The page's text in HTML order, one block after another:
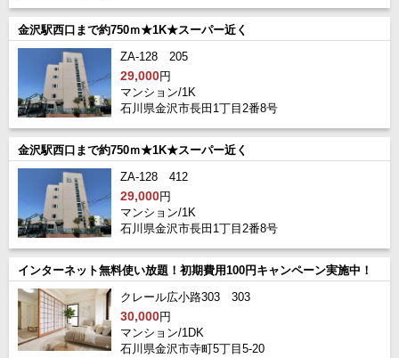
金沢駅西口まで約750ｍ★1K★スーパー近く
ZA-128 205
29,000円
マンション/1K
石川県金沢市長田1丁目2番8号
金沢駅西口まで約750ｍ★1K★スーパー近く
ZA-128 412
29,000円
マンション/1K
石川県金沢市長田1丁目2番8号
インターネット無料使い放題！初期費用100円キャンペーン実施中！
クレール広小路303 303
30,000円
マンション/1DK
石川県金沢市寺町5丁目5-20